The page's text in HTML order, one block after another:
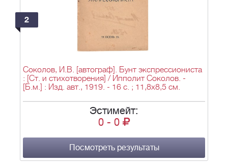
2
Соколов, И.В. [автограф]. Бунт экспрессиониста
: [Ст. и стихотворения] / Ипполит Соколов. -
[Б.м.] : Изд. авт., 1919. - 16 с. ; 11,8х8,5 см.
Эстимейт:
0 - 0
Посмотреть результаты